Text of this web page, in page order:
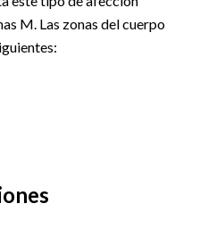
M. Las zonas del cuerpo